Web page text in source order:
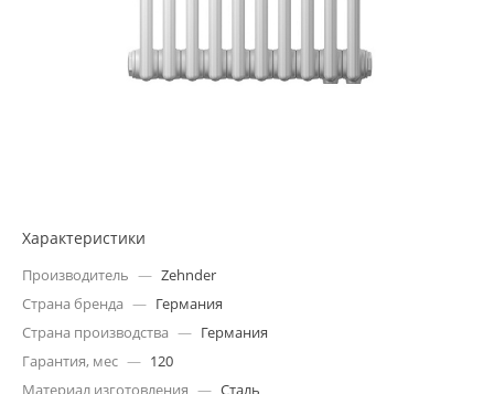
Характеристики
Производитель — Zehnder
Страна бренда — Германия
Страна производства — Германия
Гарантия, мес — 120
Материал изготовления — Сталь